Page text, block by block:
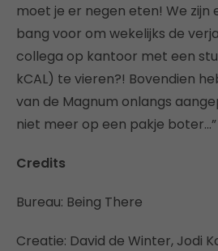
moet je er negen eten! We zijn
bang voor om wekelijks de
collega op kantoor met een
kCAL) te vieren?! Bovendien
van de Magnum onlangs
niet meer op een pakje boter…”
Credits
Bureau: Being There
Creatie: David de Winter, Jodi